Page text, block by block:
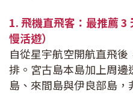
1. 飛機直飛客：最推薦 3
慢活遊）
自從星宇航空開航直飛
排。宮古島本島加上周
島、來間島與伊良部島，